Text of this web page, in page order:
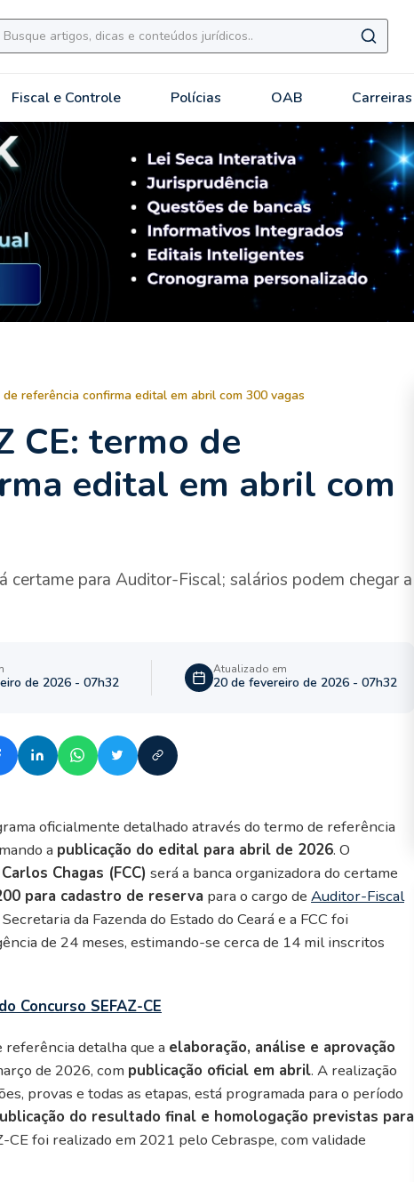
Fiscal e Controle Polícias OAB Carreiras
de referência confirma edital em abril com 300 vagas
CE: termo de
edital em abril com
certame para Auditor-Fiscal; salários podem chegar a
de 2026 - 07h32
Atualizado em
20 de fevereiro de 2026 - 07h32
oficialmente detalhado através do termo de referência
a publicação do edital para abril de 2026. O
Chagas (FCC) será a banca organizadora do certame
para cadastro de reserva para o cargo de Auditor-Fiscal
da Fazenda do Estado do Ceará e a FCC foi
de 24 meses, estimando-se cerca de 14 mil inscritos
Concurso SEFAZ-CE
detalha que a elaboração, análise e aprovação
de 2026, com publicação oficial em abril. A realização
provas e todas as etapas, está programada para o período
do resultado final e homologação previstas para
CE foi realizado em 2021 pelo Cebraspe, com validade